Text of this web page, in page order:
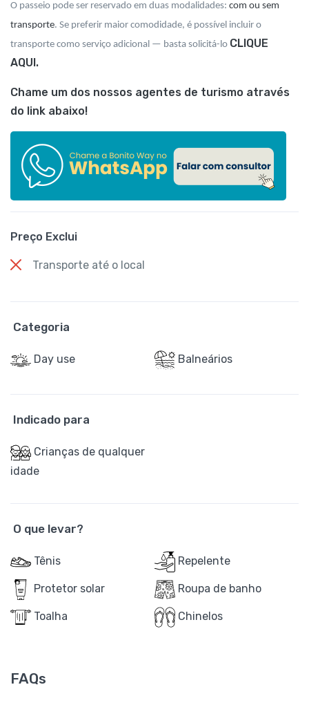
O passeio pode ser reservado em duas modalidades: com ou sem
transporte. Se preferir maior comodidade, é possível incluir o
transporte como serviço adicional — basta solicitá-lo CLIQUE
AQUI.
Chame um dos nossos agentes de turismo através
do link abaixo!
Preço Exclui
Transporte até o local
Categoria
Day use Balneários
Indicado para
Crianças de qualquer
idade
O que levar?
Tênis Repelente
Protetor solar Roupa de banho
Toalha Chinelos
FAQs